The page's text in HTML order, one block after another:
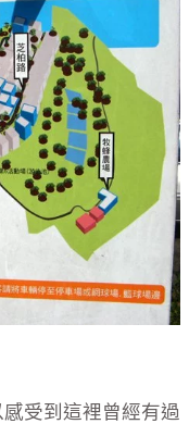
受到這裡曾經有過